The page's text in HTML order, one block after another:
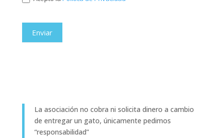
Enviar
La asociación no cobra ni solicita dinero a cambio
de entregar un gato, únicamente pedimos
“responsabilidad”